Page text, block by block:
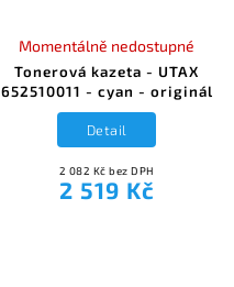
Tonerová kazeta - UTAX
652510011 - cyan - originál
Momentálně nedostupné
2 082 Kč bez DPH
2 519 Kč
Detail